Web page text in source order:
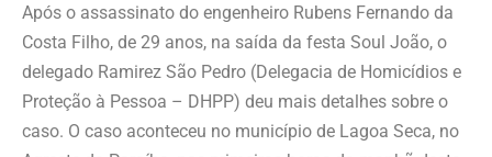
Após o assassinato do engenheiro Rubens Fernando da
Costa Filho, de 29 anos, na saída da festa Soul João, o
delegado Ramirez São Pedro (Delegacia de Homicídios e
Proteção à Pessoa – DHPP) deu mais detalhes sobre o
caso. O caso aconteceu no município de Lagoa Seca, no